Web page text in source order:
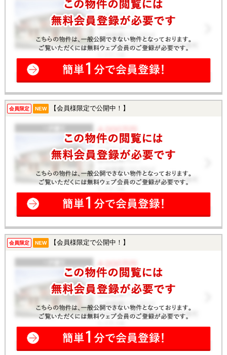
会員限定 NEW 【会員様限定で公開中！】
会員限定 NEW 【会員様限定で公開中！】